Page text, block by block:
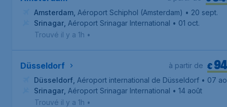
Amsterdam Aéroport Schiphol (Amsterdam) • 20 sept.
Srinagar Aéroport Srinagar International • 01 oct.
Trouvé il y a 1h •
Düsseldorf €
à partir de
Düsseldorf Aéroport international de Düsseldorf • 07
Srinagar Aéroport Srinagar International • 14 août
Trouvé il y a 1h •